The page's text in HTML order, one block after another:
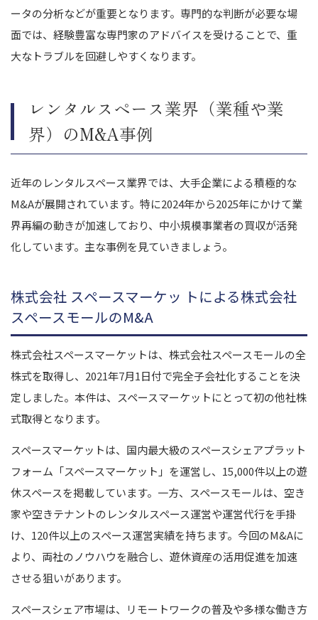
ータの分析などが重要となります。専門的な判断が必要な場
面では、経験豊富な専門家のアドバイスを受けることで、重
大なトラブルを回避しやすくなります。
レンタルスペース業界（業種や業
界）のM&A事例
近年のレンタルスペース業界では、大手企業による積極的な
M&Aが展開されています。特に2024年から2025年にかけて業
界再編の動きが加速しており、中小規模事業者の買収が活発
化しています。主な事例を見ていきましょう。
株式会社 スペースマーケッ トによる株式会社
スペースモールのM&A
株式会社スペースマーケットは、株式会社スペースモールの全
株式を取得し、2021年7月1日付で完全子会社化することを決
定しました。本件は、スペースマーケットにとって初の他社株
式取得となります。
スペースマーケットは、国内最大級のスペースシェアプラット
フォーム「スペースマーケット」を運営し、15,000件以上の遊
休スペースを掲載しています。一方、スペースモールは、空き
家や空きテナントのレンタルスペース運営や運営代行を手掛
け、120件以上のスペース運営実績を持ちます。今回のM&Aに
より、両社のノウハウを融合し、遊休資産の活用促進を加速
させる狙いがあります。
スペースシェア市場は、リモートワークの普及や多様な働き方